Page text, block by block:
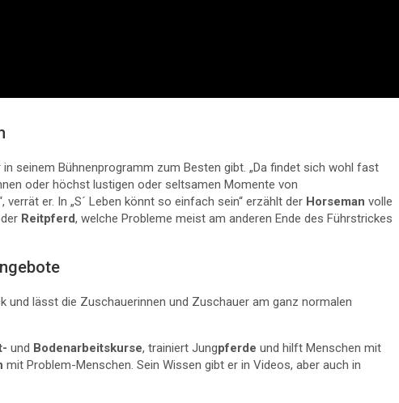
seinem Bühnenprogramm zum Besten gibt. „Da findet sich wohl fast
oder höchst lustigen oder seltsamen Momente von
verrät er. In „S´ Leben könnt so einfach sein“ erzählt der Horseman volle
Reitpferd, welche Probleme meist am anderen Ende des Führstrickes
und lässt die Zuschauerinnen und Zuschauer am ganz normalen
und Bodenarbeitskurse, trainiert Jungpferde und hilft Menschen mit
mit Problem-Menschen. Sein Wissen gibt er in Videos, aber auch in